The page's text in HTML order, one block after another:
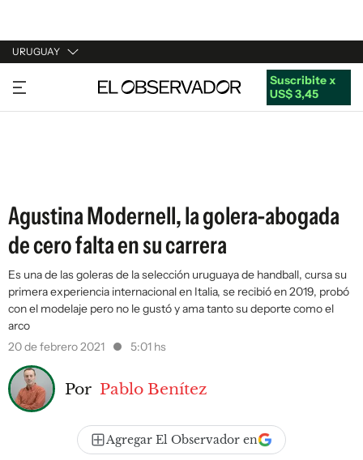
URUGUAY
URUGUAY
ARGENTINA
Suscribite x
US$ 3,45
Agustina Modernell, la golera-abogada
de cero falta en su carrera
Es una de las goleras de la selección uruguaya de handball, cursa su
primera experiencia internacional en Italia, se recibió en 2019, probó
con el modelaje pero no le gustó y ama tanto su deporte como el
arco
20 de febrero 2021
5:01 hs
Por Pablo Benítez
Agregar El Observador en